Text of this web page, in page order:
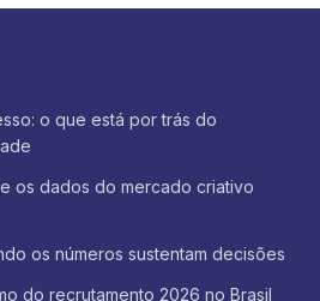
o que está por trás do
os dados do mercado criativo
os números sustentam decisões
do recrutamento 2026 no Brasil